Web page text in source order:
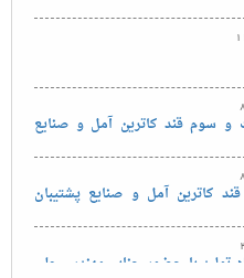
و سوم قند کاترین آمل و صنایع
کاترین آمل و صنایع پشتیبان
تولید با حضور جناب مهندس علی